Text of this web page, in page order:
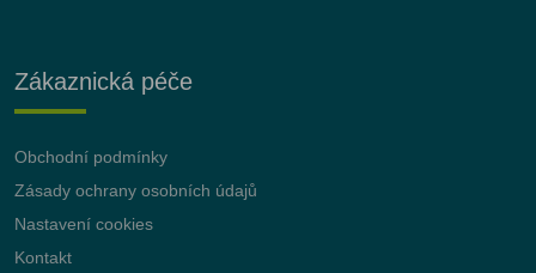
Zákaznická péče
Obchodní podmínky
Zásady ochrany osobních údajů
Nastavení cookies
Kontakt